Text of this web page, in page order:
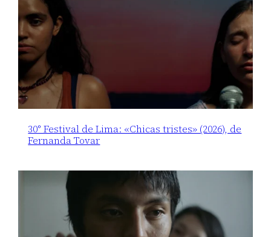
30° Festival de Lima: «Chicas tristes» (2026), de
Fernanda Tovar